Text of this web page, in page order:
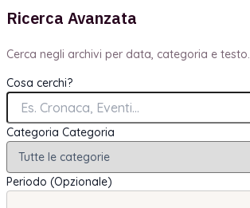
Ricerca Avanzata
Cerca negli archivi per data, categoria e testo.
Cosa cerchi?
Categoria Categoria
Periodo (Opzionale)